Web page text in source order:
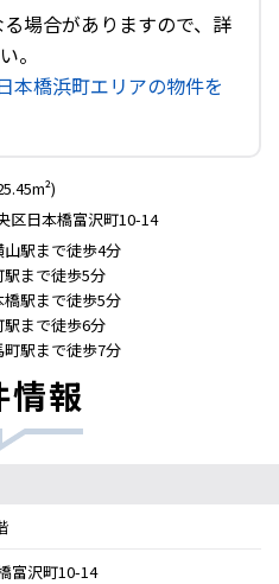
場合がありますので、詳
。
本橋浜町エリアの物件を
区日本橋富沢町10-14
山駅まで徒歩4分
駅まで徒歩5分
橋駅まで徒歩5分
駅まで徒歩6分
町駅まで徒歩7分
情報
富沢町10-14